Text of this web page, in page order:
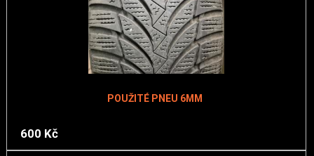
POUŽITÉ PNEU 6MM
600 Kč